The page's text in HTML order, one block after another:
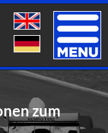
Toggle
zum